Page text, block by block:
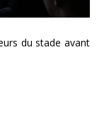
du stade avant